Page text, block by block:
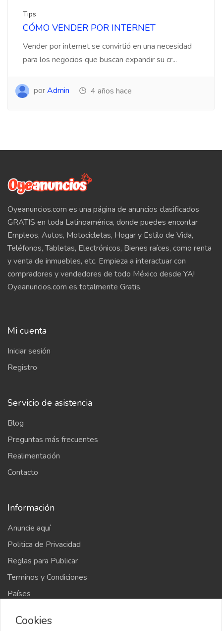
Tips
CÓMO VENDER POR INTERNET
Vender por internet se convirtió en una necesidad
para los negocios que buscan expandir su cr...
porAdmin 4 años hace
Oyeanuncios.com es una página de anuncios clasificados
GRATIS en toda Latinoamérica, donde puedes encontar
Empleos, Autos, Motocicletas, Hogar y Estilo de Vida,
Teléfonos, Tabletas, Electrónicos, Bienes raíces, como renta
y venta de inmuebles, etc. Empieza a interactuar con
compradores y vendedores de todo México desde YA!
Oyeanuncios.com es totalmente Gratis.
Mi cuenta
Iniciar sesión
Registro
Servicio de asistencia
Blog
Preguntas más frecuentes
Realimentación
Contacto
Información
Anuncie aquí
Politica de Privacidad
Reglas para Publicar
Terminos y Condiciones
Países
Cookies